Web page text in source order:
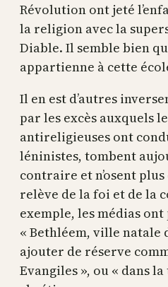
Révolution ont jeté
la religion avec la
Diable. Il semble bien
appartienne à cette
Il en est d’autres
par les excès auxquels
antireligieuses ont
léninistes, tombent
contraire et n’osent
relève de la foi et de la
exemple, les médias
« Bethléem, ville natale
ajouter de réserve
Evangiles », ou « dans